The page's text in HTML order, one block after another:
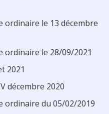
ordinaire le 13 décembre
ordinaire le 28/09/2021
2021
décembre 2020
ordinaire du 05/02/2019